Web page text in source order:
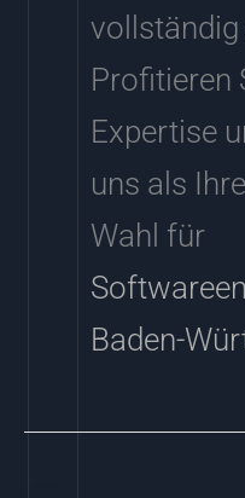
Profitieren
Expertise
uns als
Wahl für
Baden-